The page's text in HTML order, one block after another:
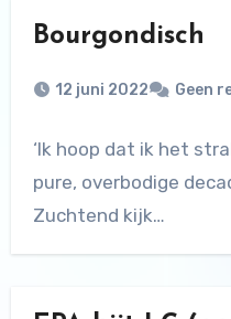
Bourgondisch
12 juni 2022 Geen
‘Ik hoop dat ik het
pure, overbodige
Zuchtend kijk…